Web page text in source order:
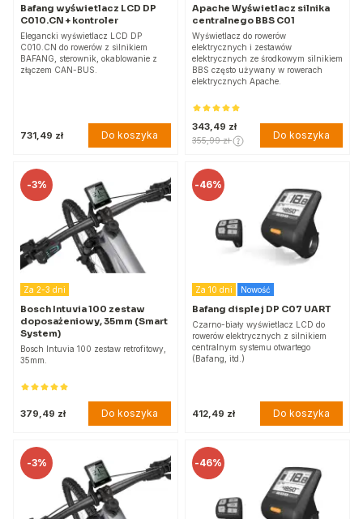
Bafang wyświetlacz LCD DP
C010.CN + kontroler
Elegancki wyświetlacz LCD DP
C010.CN do rowerów z silnikiem
BAFANG, sterownik, okablowanie z
złączem CAN-BUS.
731,49 zł Do koszyka
Apache Wyświetlacz silnika
centralnego BBS C01
Wyświetlacz do rowerów
elektrycznych i zestawów
elektrycznych ze środkowym silnikiem
BBS często używany w rowerach
elektrycznych Apache.
343,49 zł
355,99 zł Do koszyka
-3%
Za 2-3 dni
Bosch Intuvia 100 zestaw
doposażeniowy, 35mm (Smart
System)
Bosch Intuvia 100 zestaw retrofitowy,
35mm.
379,49 zł Do koszyka
-46%
Za 10 dni Nowość
Bafang displej DP C07 UART
Czarno-biały wyświetlacz LCD do
rowerów elektrycznych z silnikiem
centralnym systemu otwartego
(Bafang, itd.)
412,49 zł Do koszyka
-3% -46%